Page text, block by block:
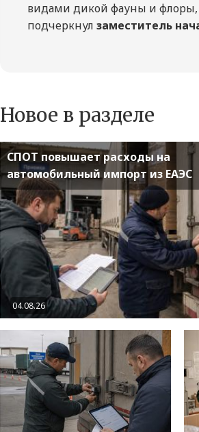
видами дикой фауны и
подчеркнул заместитель
Новое в разделе
СПОТ повышает расходы на
автомобильный импорт из ЕАЭС
04.08.26